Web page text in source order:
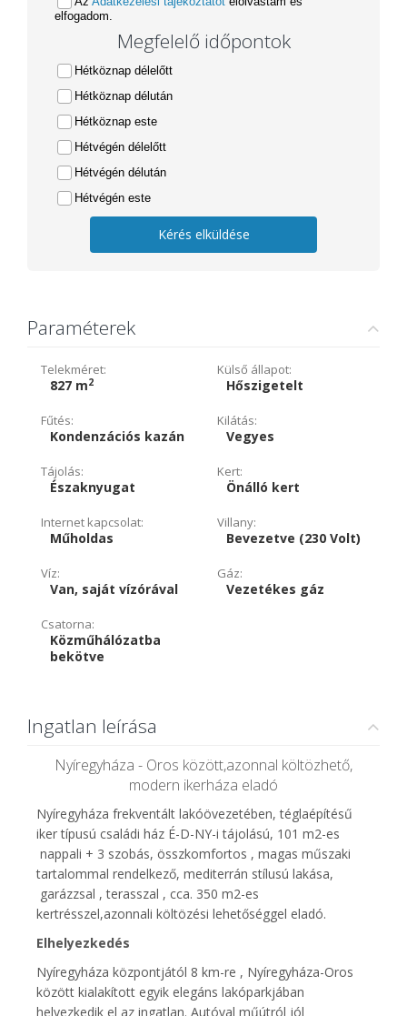
elfogadom.
Megfelelő időpontok
Hétköznap délelőtt
Hétköznap délután
Hétköznap este
Hétvégén délelőtt
Hétvégén délután
Hétvégén este
Kérés elküldése
Paraméterek
Telekméret:
827 m2
Külső állapot:
Hőszigetelt
Fűtés:
Kondenzációs kazán
Kilátás:
Vegyes
Tájolás:
Északnyugat
Kert:
Önálló kert
Internet kapcsolat:
Műholdas
Villany:
Bevezetve (230 Volt)
Víz:
Van, saját vízórával
Gáz:
Vezetékes gáz
Csatorna:
Közműhálózatba
bekötve
Ingatlan leírása
Nyíregyháza - Oros között,azonnal költözhető,
modern ikerháza eladó
Nyíregyháza frekventált lakóövezetében, téglaépítésű
iker típusú családi ház É-D-NY-i tájolású, 101 m2-es
nappali + 3 szobás, összkomfortos , magas műszaki
tartalommal rendelkező, mediterrán stílusú lakása,
garázzsal , terasszal , cca. 350 m2-es
kertrésszel,azonnali költözési lehetőséggel eladó.
Elhelyezkedés
Nyíregyháza központjától 8 km-re , Nyíregyháza-Oros
között kialakított egyik elegáns lakóparkjában
helyezkedik el az ingatlan. Autóval műútról jól